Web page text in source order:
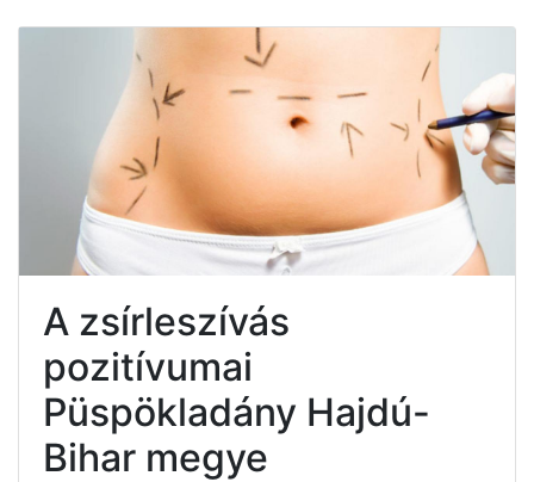
A zsírleszívás
pozitívumai
Püspökladány Hajdú-
Bihar megye